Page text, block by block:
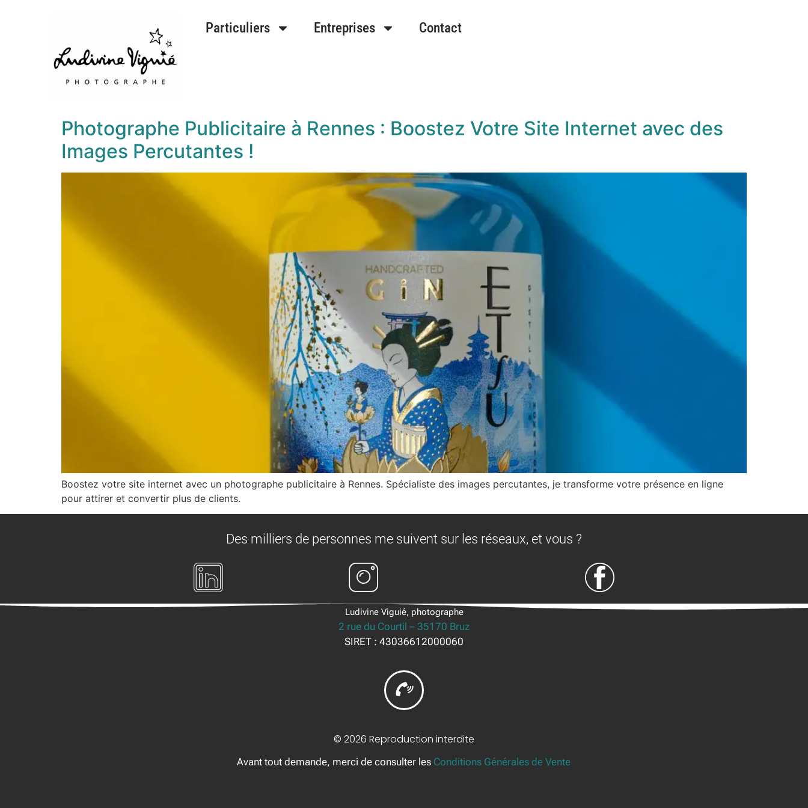
Particuliers Entreprises Contact
Photographe Publicitaire à Rennes : Boostez Votre Site Internet avec des
Images Percutantes !
Boostez votre site internet avec un photographe publicitaire à Rennes. Spécialiste des images percutantes, je transforme votre présence en ligne
pour attirer et convertir plus de clients.
Des milliers de personnes me suivent sur les réseaux, et vous ?
Ludivine Viguié, photographe
2 rue du Courtil – 35170 Bruz
SIRET : 43036612000060
© 2026 Reproduction interdite
Avant tout demande, merci de consulter les Conditions Générales de Vente